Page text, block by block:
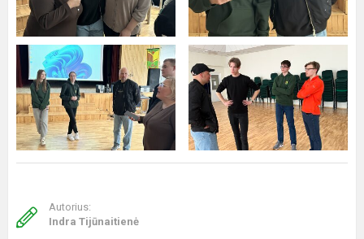
Autorius:
Indra Tijūnaitienė